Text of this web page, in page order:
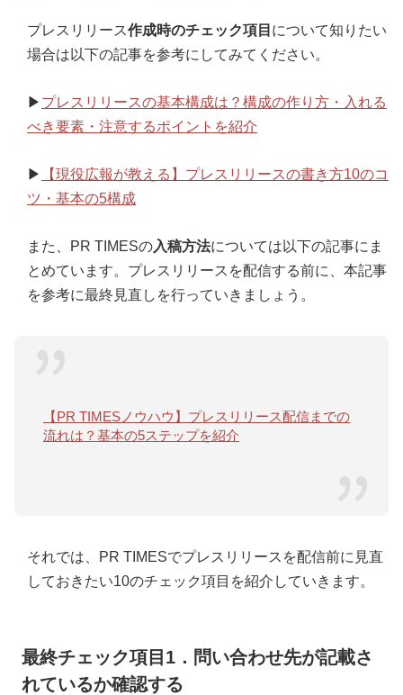
最終チェック項目10．プレスリリースURLを事前に
確認する
プレスリリース作成時のチェック項目 について知りたい
場合は以下の記事を参考にしてみてください。
▶ プレスリリースの基本構成は？構成の作り方・入れる
べき要素・注意するポイントを紹介
▶
【現役広報が教える】プレスリリースの書き方10のコ
ツ・基本の5構成
また、PR TIMESの入稿方法については以下の記事にま
とめています。プレスリリースを配信する前に、本記事
を参考に最終見直しを行っていきましょう。
【PR TIMESノウハウ】プレスリリース配信までの
流れは？基本の5ステップを紹介
それでは、PR TIMESでプレスリリースを配信前に見直
しておきたい10のチェック項目を紹介していきます。
最終チェック項目1．問い合わせ先が記載さ
れているか確認する